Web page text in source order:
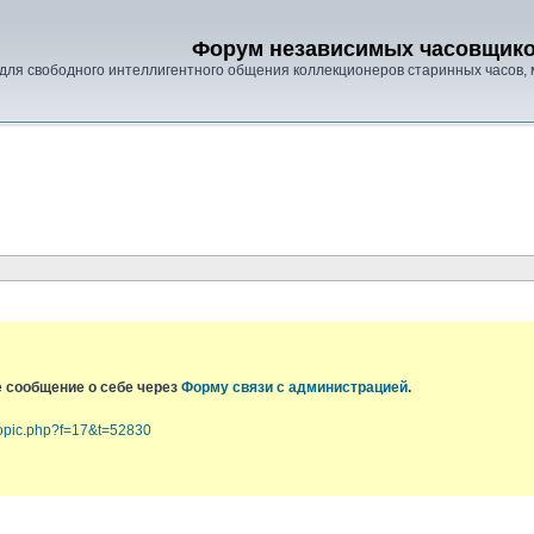
Форум независимых
свободного интеллигентного общения коллекционеров старинных
сообщение о себе через Форму связи с администрацией.